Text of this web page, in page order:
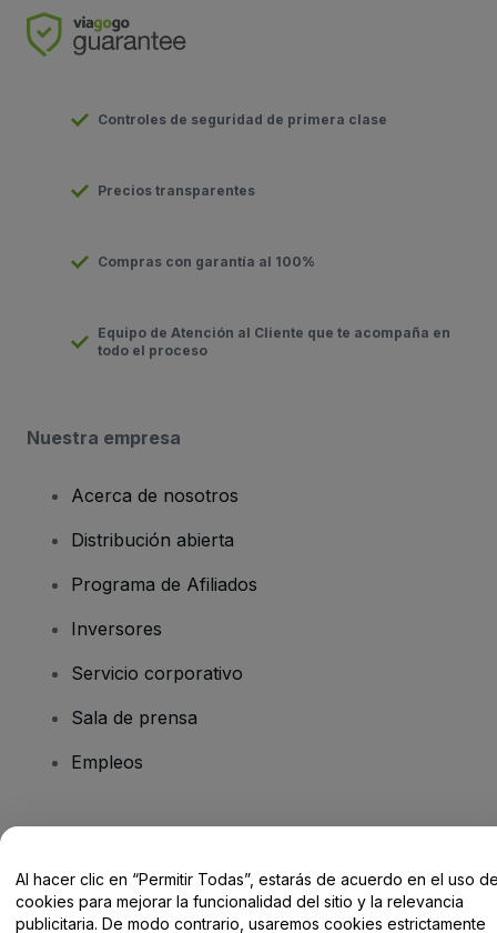
Controles de seguridad de primera clase
Precios transparentes
Compras con garantía al 100%
Equipo de Atención al Cliente que te acompaña en
todo el proceso
Nuestra empresa
Acerca de nosotros
Distribución abierta
Programa de Afiliados
Inversores
Servicio corporativo
Sala de prensa
Empleos
Centro de Ayuda / Contacto
Al hacer clic en “Permitir Todas”, estarás de acuerdo en el uso
cookies para mejorar la funcionalidad del sitio y la relevancia
publicitaria. De modo contrario, usaremos cookies estrictamente